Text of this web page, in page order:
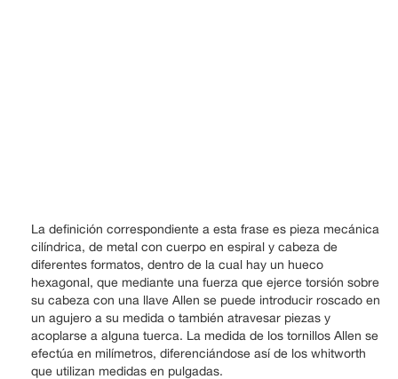
La definición correspondiente a esta frase es pieza mecánica
cilíndrica, de metal con cuerpo en espiral y cabeza de
diferentes formatos, dentro de la cual hay un hueco
hexagonal, que mediante una fuerza que ejerce torsión sobre
su cabeza con una llave Allen se puede introducir roscado en
un agujero a su medida o también atravesar piezas y
acoplarse a alguna tuerca. La medida de los tornillos Allen se
efectúa en milímetros, diferenciándose así de los whitworth
que utilizan medidas en pulgadas.